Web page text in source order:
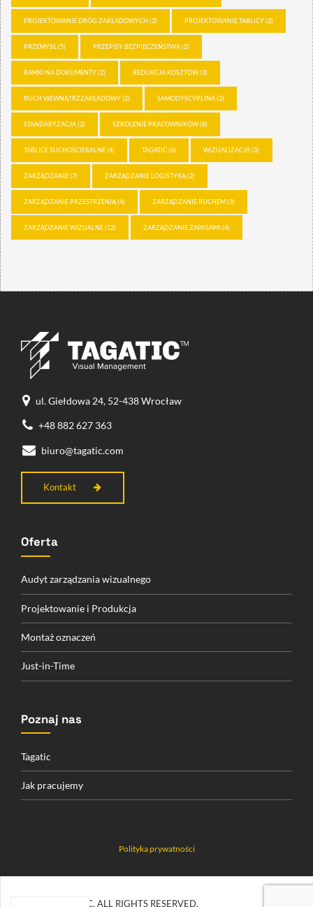
PROJEKTOWANIE DRÓG ZAKŁADOWYCH (2) PROJEKTOWANIE TABLICY(2)
PRZEMYSŁ (5) PRZEPISY BEZPIECZEŃSTWA(2)
RAMKI NA DOKUMENTY(2) REDUKCJA KOSZTÓW(3)
RUCH WEWNĄTRZZAKŁADOWY(2) SAMODYSCYPLINA(2)
STANDARYZACJA(2) SZKOLENIE PRACOWNIKÓW(8)
TABLICE SUCHOŚCIERALNE(4) TAGATIC(6) WIZUALIZACJA(3)
ZARZĄDZANIE(7) ZARZĄDZANIE LOGISTYKĄ(2)
ZARZĄDZANIE PRZESTRZENIĄ(4) ZARZĄDZANIE RUCHEM(3)
ZARZĄDZANIE WIZUALNE(12) ZARZĄDZANIE ZAPASAMI (4)
ul. Giełdowa 24, 52-438 Wrocław
+48 882 627 363
biuro@tagatic.com
Kontakt
Oferta
Audyt zarządzania wizualnego
Projektowanie i Produkcja
Montaż oznaczeń
Just-in-Time
Poznaj nas
Tagatic
Jak pracujemy
Polityka prywatności
© 2026 TAGATIC. ALL RIGHTS RESERVED.